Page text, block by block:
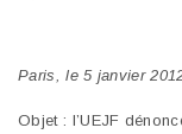
Paris, le 5 janvier
Objet : l’UEJF